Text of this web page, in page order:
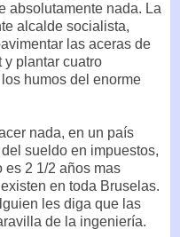
absolutamente nada. La
alcalde socialista,
las aceras de
y plantar cuatro
humos del enorme
nada, en un país
sueldo en impuestos,
es 2 1/2 años mas
en toda Bruselas.
les diga que las
de la ingeniería.